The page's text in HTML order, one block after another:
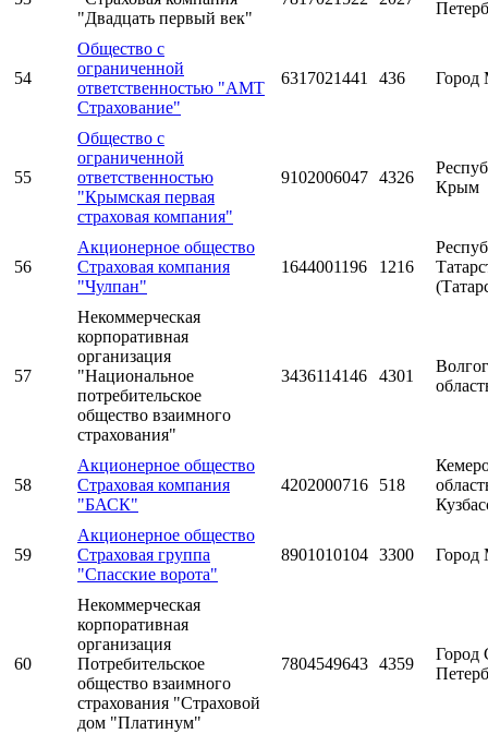
"Двадцать первый век"
54
Общество с
ограниченной
ответственностью "АМТ
Страхование"
6317021441 436 Город
55
Общество с
ограниченной
ответственностью
"Крымская первая
страховая компания"
9102006047 4326
Крым
56
Акционерное общество
Страховая компания
"Чулпан"
1644001196 1216
57
Некоммерческая
корпоративная
организация
"Национальное
потребительское
общество взаимного
страхования"
3436114146 4301
58
Акционерное общество
Страховая компания
"БАСК"
4202000716 518
59
Акционерное общество
Страховая группа
"Спасские ворота"
8901010104 3300 Город
60
Некоммерческая
корпоративная
организация
Потребительское
общество взаимного
страхования "Страховой
дом "Платинум"
7804549643 4359
Город